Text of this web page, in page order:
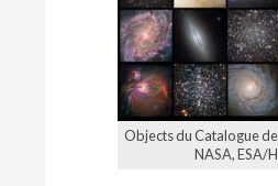
Objects du Catalogue
NASA, ESA/